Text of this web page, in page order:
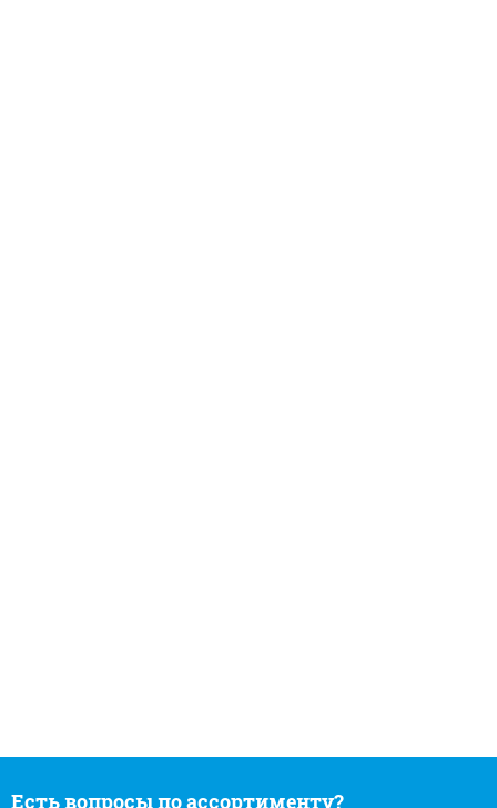
Есть вопросы по ассортименту?